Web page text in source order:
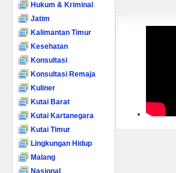
Hukum & Kriminal
Jatim
Kalimantan Timur
Kesehatan
Konsultasi
Konsultasi Remaja
Kuliner
Kutai Barat
Kutai Kartanegara
Kutai Timur
Lingkungan Hidup
Malang
Nasional